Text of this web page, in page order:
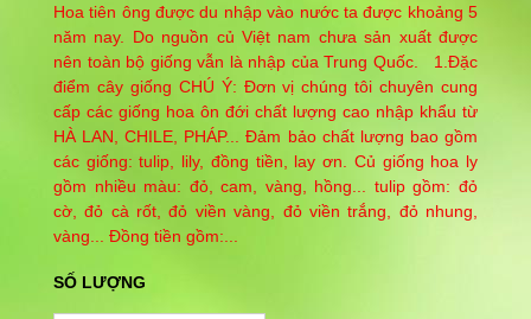
Hoa tiên ông được du nhập vào nước ta được khoảng 5
năm nay. Do nguồn củ Việt nam chưa sản xuất được
nên toàn bộ giống vẫn là nhập của Trung Quốc. 1.Đặc
điểm cây giống CHÚ Ý: Đơn vị chúng tôi chuyên cung
cấp các giống hoa ôn đới chất lượng cao nhập khẩu từ
HÀ LAN, CHILE, PHÁP... Đảm bảo chất lượng bao gồm
các giống: tulip, lily, đồng tiền, lay ơn. Củ giống hoa ly
gồm nhiều màu: đỏ, cam, vàng, hồng... tulip gồm: đỏ
cờ, đỏ cà rốt, đỏ viền vàng, đỏ viền trắng, đỏ nhung,
vàng... Đồng tiền gồm:...
SỐ LƯỢNG